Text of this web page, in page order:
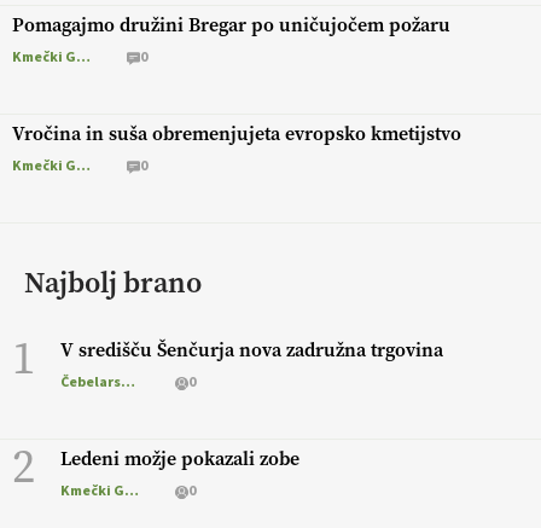
Pomagajmo družini Bregar po uničujočem požaru
Kmečki Glas 0
Vročina in suša obremenjujeta evropsko kmetijstvo
Kmečki Glas 0
Najbolj brano
1 V središču Šenčurja nova zadružna trgovina
Čebelarstvo 0
2 Ledeni možje pokazali zobe
Kmečki Glas 0